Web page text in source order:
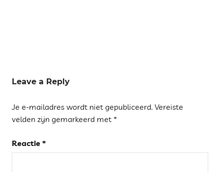
KERSTVAKANTIE
PRETPARKEN
&
SALOU
Leave a Reply
Je e-mailadres wordt niet gepubliceerd. Vereiste
velden zijn gemarkeerd met *
Reactie *